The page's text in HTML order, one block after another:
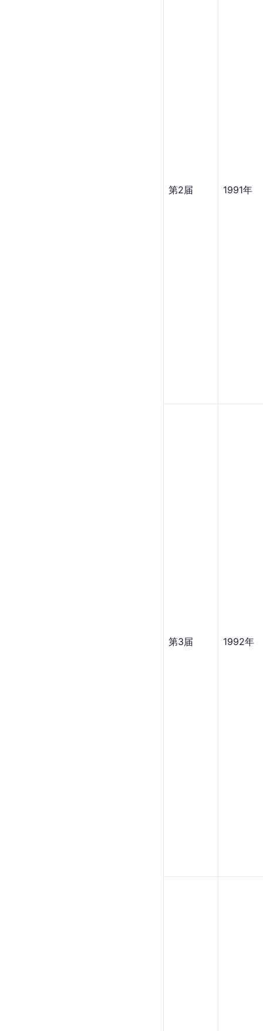
第2届 1991年
第3届 1992年